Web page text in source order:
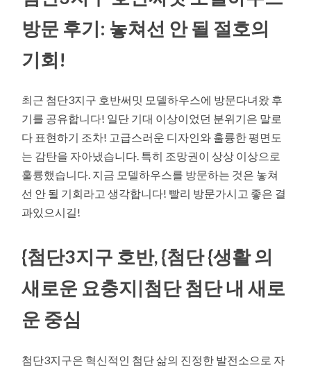
방문 후기: 놓쳐선 안 될 절호의
기회!
최근 첨단3지구 호반써밋 모델하우스에 방문다녀왔 후
기를 공유합니다! 일단 기대 이상이었던 분위기은 말로
다 표현하기 조차! 고급스러운 디자인와 훌륭한 평면도
는 감탄을 자아냈습니다. 특히 조망권이 상상 이상으로
훌륭했습니다. 지금 모델하우스를 방문하는 것은 놓쳐
선 안 될 기회라고 생각합니다! 빨리 방문가시고 좋은 결
과있으시길!
{첨단3지구 호반, {첨단 {생활 의
새로운 요충지|첨단 첨단 내 새로
운 중심
첨단3지구은 혁신적인 첨단 삶의 진정한 발전소으로 자